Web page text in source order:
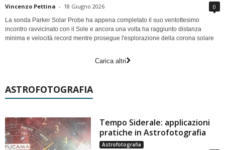
Vincenzo Pettina - 18 Giugno 2026 0
La sonda Parker Solar Probe ha appena completato il suo ventottesimo
incontro ravvicinato con il Sole e ancora una volta ha raggiunto distanza
minima e velocità record mentre prosegue l'esplorazione della corona solare
Carica altri
ASTROFOTOGRAFIA
Tempo Siderale: applicazioni
pratiche in Astrofotografia
Astrofotografia